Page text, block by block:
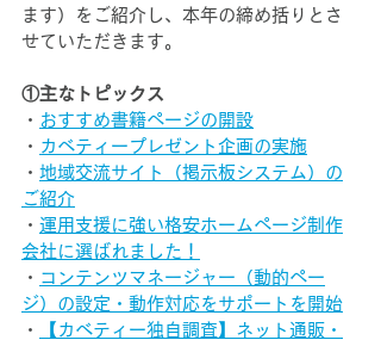
ます）をご紹介し、本年の締め括りとさ
せていただきます。
①主なトピックス
・ おすすめ書籍ページの開設
・ カベティープレゼント企画の実施
・ 地域交流サイト（掲示板システム）の
ご紹介
・ 運用支援に強い格安ホームページ制作
会社に選ばれました！
・ コンテンツマネージャー（動的ペー
ジ）の設定・動作対応をサポートを開始
・
【カベティー独自調査】ネット通販・